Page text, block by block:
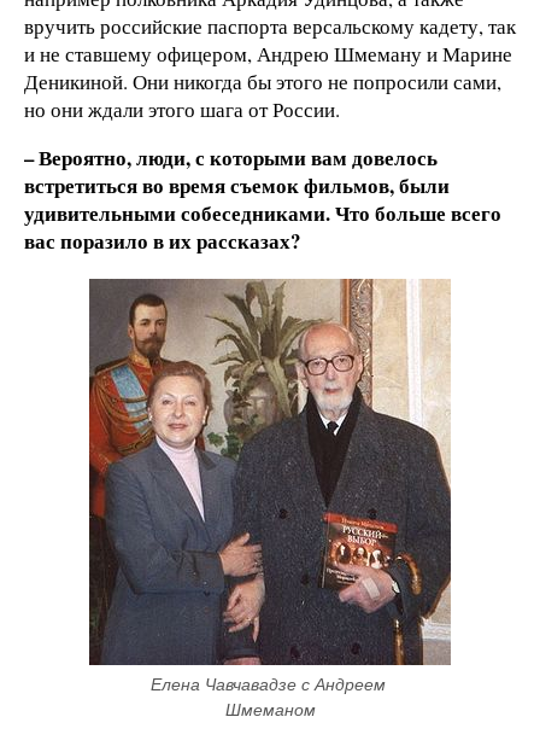
вручить российские паспорта версальскому кадету, так
и не ставшему офицером, Андрею Шмеману и Марине
Деникиной. Они никогда бы этого не попросили сами,
но они ждали этого шага от России.
– Вероятно, люди, с которыми вам довелось
встретиться во время съемок фильмов, были
удивительными собеседниками. Что больше всего
вас поразило в их рассказах?
Елена Чавчавадзе с Андреем
Шмеманом